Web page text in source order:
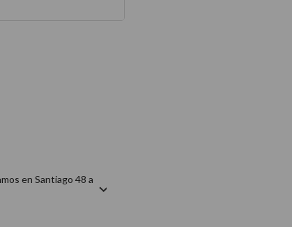
en Santiago 48 a